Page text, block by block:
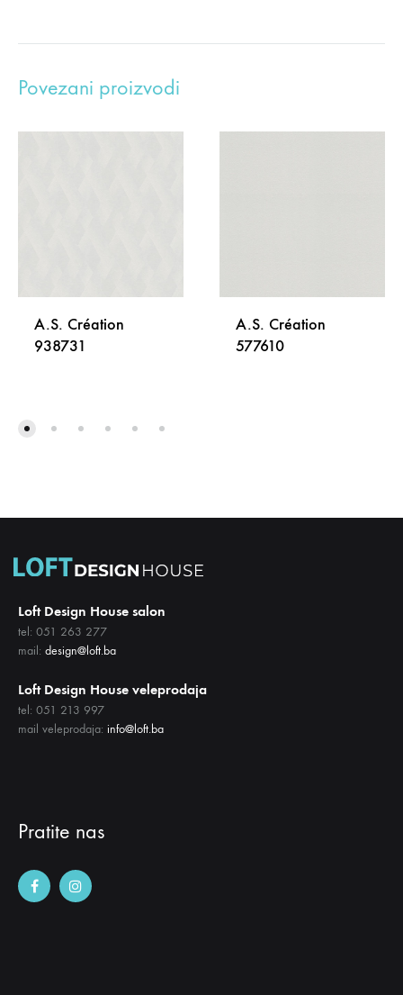
Povezani proizvodi
A.S. Création
938731
A.S. Création
577610
Loft Design House salon
tel: 051 263 277
mail: design@loft.ba
Loft Design House veleprodaja
tel: 051 213 997
mail veleprodaja: info@loft.ba
Pratite nas